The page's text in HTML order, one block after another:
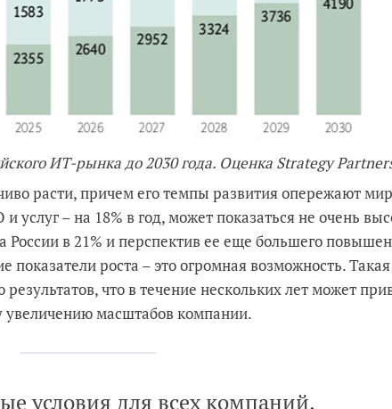
ИТ-рынка до 2030 года. Оценка Strategy
расти, причем его темпы развития опережают
– на 18% в год, может показаться не очень
России в 21% и перспектив ее еще большего
показатели роста – это огромная возможность.
что в течение нескольких лет может
увеличению масштабов компании.
условия для всех компаний,